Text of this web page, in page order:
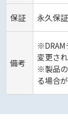
保証 永久保証
備考
※DRAM
変更さ
※製品
る場合